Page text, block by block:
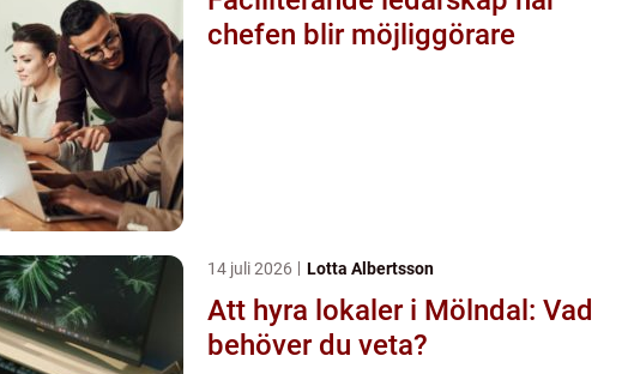
chefen blir möjliggörare
14 juli 2026 Lotta Albertsson
Att hyra lokaler i Mölndal: Vad
behöver du veta?